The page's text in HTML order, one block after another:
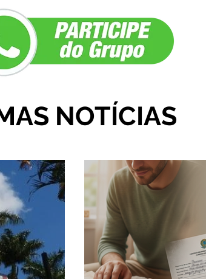
região
NOTÍCIAS